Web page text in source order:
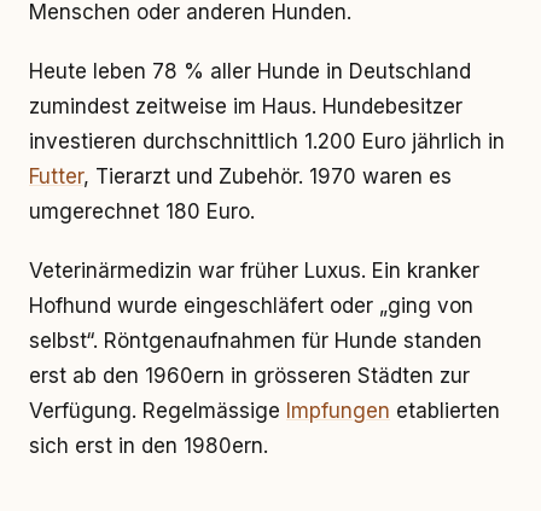
Menschen oder anderen Hunden.
Heute leben 78 % aller Hunde in Deutschland
zumindest zeitweise im Haus. Hundebesitzer
investieren durchschnittlich 1.200 Euro jährlich in
Futter, Tierarzt und Zubehör. 1970 waren es
umgerechnet 180 Euro.
Veterinärmedizin war früher Luxus. Ein kranker
Hofhund wurde eingeschläfert oder „ging von
selbst“. Röntgenaufnahmen für Hunde standen
erst ab den 1960ern in grösseren Städten zur
Verfügung. Regelmässige Impfungen etablierten
sich erst in den 1980ern.